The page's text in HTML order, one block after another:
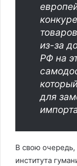
из-за
РФ на
для
В свою
института